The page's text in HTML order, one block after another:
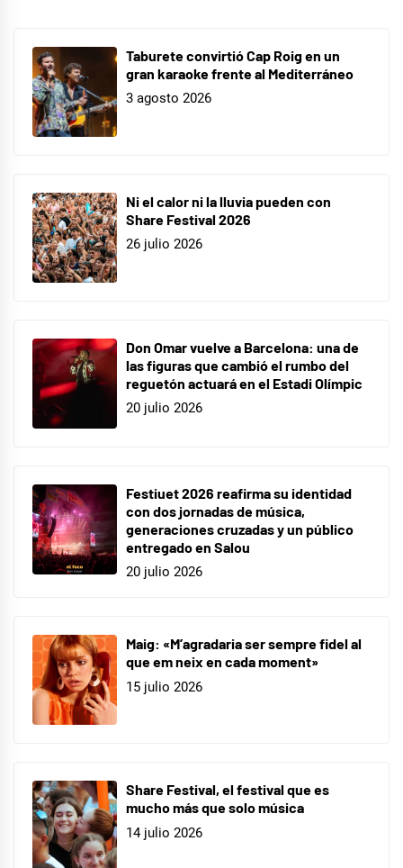
Taburete convirtió Cap Roig en un
gran karaoke frente al Mediterráneo
3 agosto 2026
Ni el calor ni la lluvia pueden con
Share Festival 2026
26 julio 2026
Don Omar vuelve a Barcelona: una de
las figuras que cambió el rumbo del
reguetón actuará en el Estadi Olímpic
20 julio 2026
Festiuet 2026 reafirma su identidad
con dos jornadas de música,
generaciones cruzadas y un público
entregado en Salou
20 julio 2026
Maig: «M’agradaria ser sempre fidel al
que em neix en cada moment»
15 julio 2026
Share Festival, el festival que es
mucho más que solo música
14 julio 2026